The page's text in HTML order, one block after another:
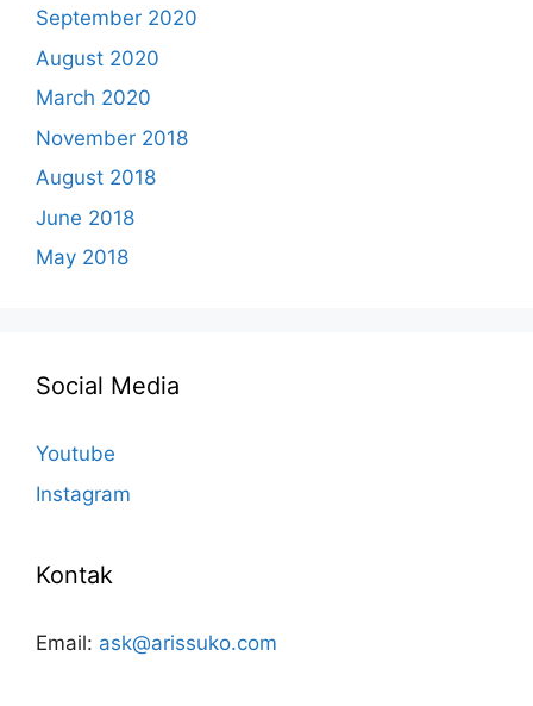
September 2020
August 2020
March 2020
November 2018
August 2018
June 2018
May 2018
Social Media
Youtube
Instagram
Kontak
Email: ask@arissuko.com